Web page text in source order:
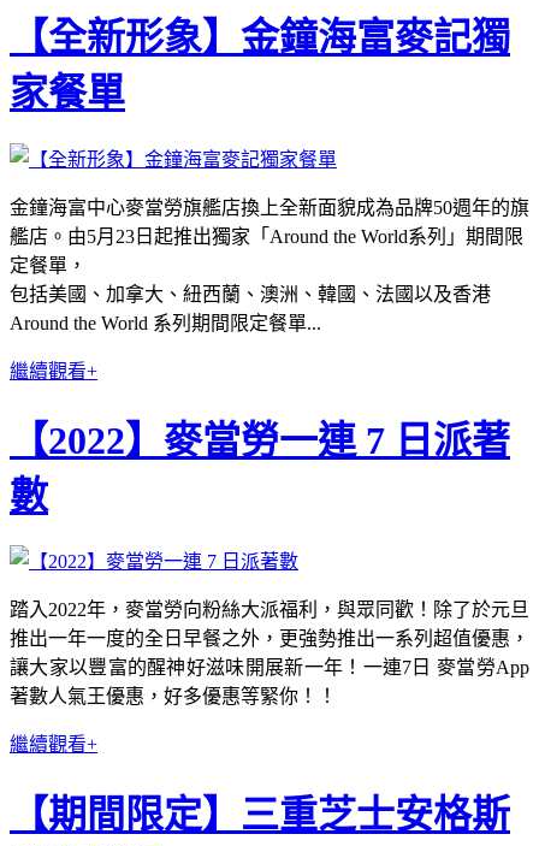
【全新形象】金鐘海富麥記獨
家餐單
金鐘海富中心麥當勞旗艦店換上全新面貌成為品牌50週年的旗
艦店。由5月23日起推出獨家「Around the World系列」期間限
定餐單，
包括美國、加拿大、紐西蘭、澳洲、韓國、法國以及香港
Around the World 系列期間限定餐單...
繼續觀看+
【2022】麥當勞一連 7 日派著
數
踏入2022年，麥當勞向粉絲大派福利，與眾同歡！除了於元旦
推出一年一度的全日早餐之外，更強勢推出一系列超值優惠，
讓大家以豐富的醒神好滋味開展新一年！一連7日 麥當勞App
著數人氣王優惠，好多優惠等緊你！！
繼續觀看+
【期間限定】三重芝士安格斯